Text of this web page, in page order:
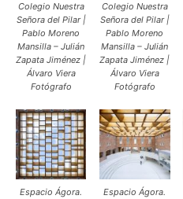
Colegio Nuestra
Señora del Pilar |
Pablo Moreno
Mansilla – Julián
Zapata Jiménez |
Álvaro Viera
Fotógrafo
Colegio Nuestra
Señora del Pilar |
Pablo Moreno
Mansilla – Julián
Zapata Jiménez |
Álvaro Viera
Fotógrafo
Espacio Ágora.
Espacio Ágora.